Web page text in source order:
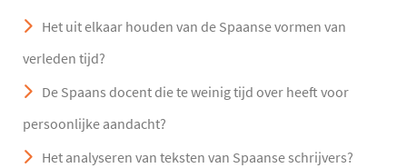
Het uit elkaar houden van de Spaanse vormen van
verleden tijd?
De Spaans docent die te weinig tijd over heeft voor
persoonlijke aandacht?
Het analyseren van teksten van Spaanse schrijvers?